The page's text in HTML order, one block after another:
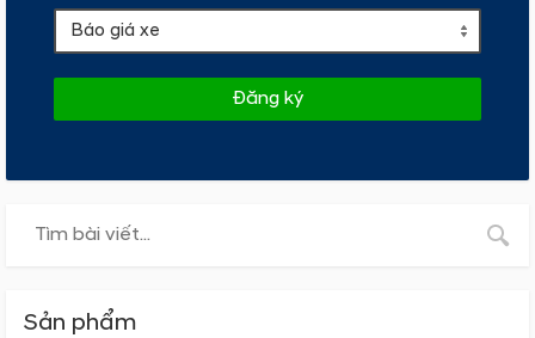
Đăng ký
Sản phẩm